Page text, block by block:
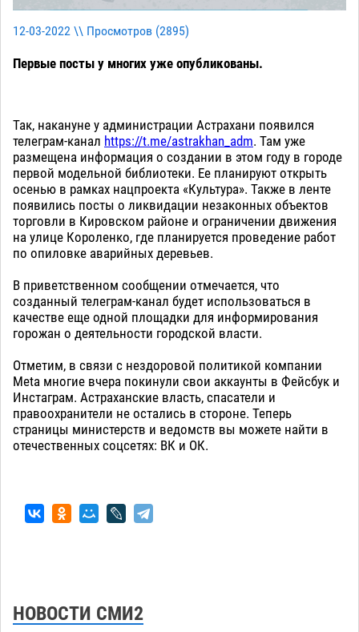
12-03-2022 \\ Просмотров (2895)
Первые посты у многих уже опубликованы.
Так, накануне у администрации Астрахани появился
телеграм-канал https://t.me/astrakhan_adm. Там уже
размещена информация о создании в этом году в городе
первой модельной библиотеки. Ее планируют открыть
осенью в рамках нацпроекта «Культура». Также в ленте
появились посты о ликвидации незаконных объектов
торговли в Кировском районе и ограничении движения
на улице Короленко, где планируется проведение работ
по опиловке аварийных деревьев.
В приветственном сообщении отмечается, что
созданный телеграм-канал будет использоваться в
качестве еще одной площадки для информирования
горожан о деятельности городской власти.
Отметим, в связи с нездоровой политикой компании
Meta многие вчера покинули свои аккаунты в Фейсбук и
Инстаграм. Астраханские власть, спасатели и
правоохранители не остались в стороне. Теперь
страницы министерств и ведомств вы можете найти в
отечественных соцсетях: ВК и ОК.
НОВОСТИ СМИ2